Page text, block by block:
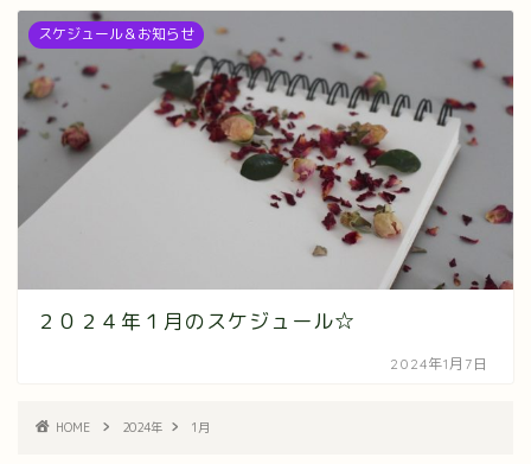
スケジュール＆お知らせ
２０２４年１月のスケジュール☆
2024年1月7日
HOME 2024年 1月